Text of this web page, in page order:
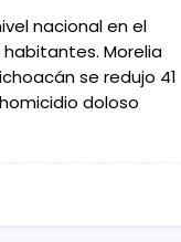
nacional en el
habitantes. Morelia
se redujo 41
doloso